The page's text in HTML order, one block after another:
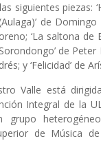
siguientes piezas:
de
‘La saltona de
de
y ‘Felicidad’ de
Valle está
Integral de la
grupo
de Música